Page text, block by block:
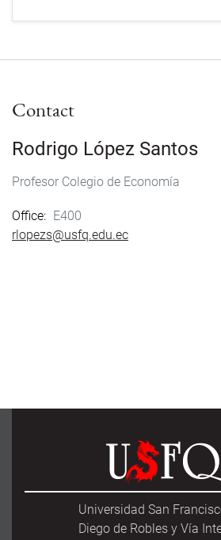
Contact
Rodrigo López Santos
Profesor Colegio de Economía
Office
E400
rlopezs@usfq.edu.ec
Universidad San
Diego de Robles y Vía